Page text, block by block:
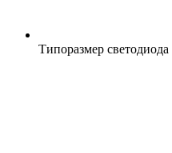
Типоразмер светодиода